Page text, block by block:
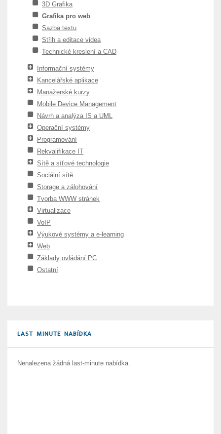
3D Grafika
Grafika pro web
Sazba textu
Střih a editace videa
Technické kreslení a CAD
Informační systémy
Kancelářské aplikace
Manažerské kurzy
Mobile Device Management
Návrh a analýza IS a UML
Operační systémy
Programování
Rekvalifikace IT
Sítě a síťové technologie
Sociální sítě
Storage a zálohování
Tvorba WWW stránek
Virtualizace
VoIP
Výukové systémy a e-learning
Web
Základy ovládání PC
Ostatní
LAST MINUTE NABÍDKA
Nenalezena žádná last-minute nabídka.